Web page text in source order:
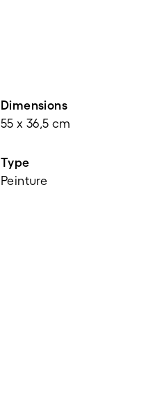
Dimensions
55 x 36,5 cm
Type
Peinture